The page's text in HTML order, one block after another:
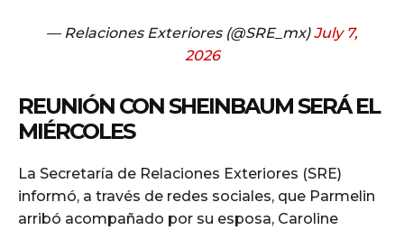
— Relaciones Exteriores (@SRE_mx)July 7,
2026
REUNIÓN CON SHEINBAUM SERÁ EL
MIÉRCOLES
La Secretaría de Relaciones Exteriores (SRE)
informó, a través de redes sociales, que Parmelin
arribó acompañado por su esposa, Caroline